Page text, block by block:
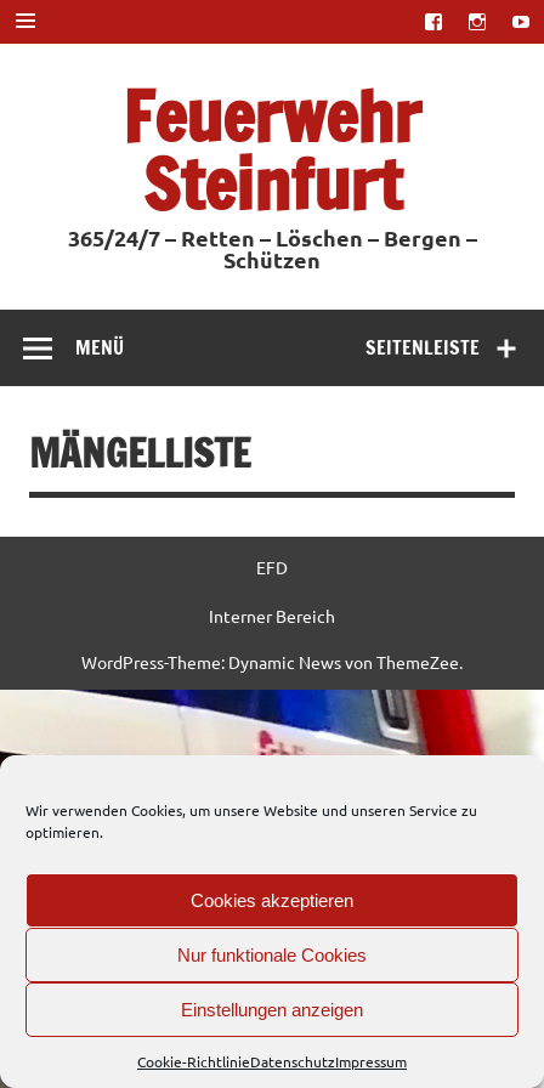
Wir verwenden Cookies, um unsere Website und unseren Service zu
optimieren.
Cookies akzeptieren
Nur funktionale Cookies
Einstellungen anzeigen
Cookie-RichtlinieDatenschutzImpressum
Zum
Inhalt
springen
Feuerwehr
Steinfurt
365/24/7 – Retten – Löschen – Bergen –
Schützen
SEITENLEISTE
MENÜ
MÄNGELLISTE
EFD
Interner Bereich
WordPress-Theme: Dynamic News von ThemeZee.